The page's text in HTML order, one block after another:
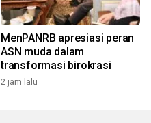
MenPANRB apresiasi peran
ASN muda dalam
transformasi birokrasi
2 jam lalu